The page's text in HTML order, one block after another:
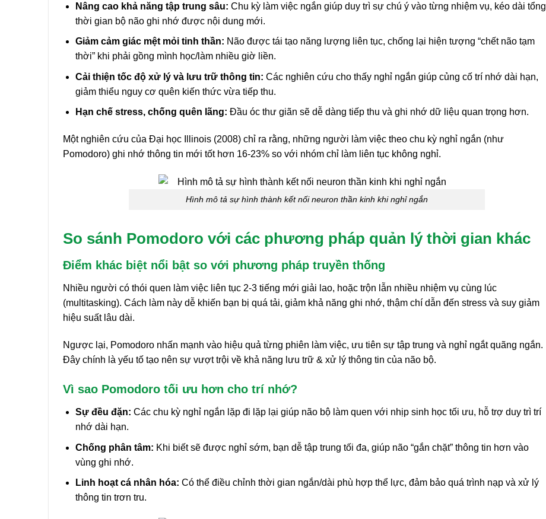
Nâng cao khả năng tập trung sâu: Chu kỳ làm việc ngắn giúp duy trì sự chú ý vào từng nhiệm vụ, kéo dài tổng
thời gian bộ não ghi nhớ được nội dung mới.
Giảm cảm giác mệt mỏi tinh thần: Não được tái tạo năng lượng liên tục, chống lại hiện tượng “chết não tạm
thời” khi phải gồng mình học/làm nhiều giờ liền.
Cải thiện tốc độ xử lý và lưu trữ thông tin: Các nghiên cứu cho thấy nghỉ ngắn giúp củng cố trí nhớ dài hạn,
giảm thiểu nguy cơ quên kiến thức vừa tiếp thu.
Hạn chế stress, chống quên lãng: Đầu óc thư giãn sẽ dễ dàng tiếp thu và ghi nhớ dữ liệu quan trọng hơn.
Một nghiên cứu của Đại học Illinois (2008) chỉ ra rằng, những người làm việc theo chu kỳ nghỉ ngắn (như
Pomodoro) ghi nhớ thông tin mới tốt hơn 16-23% so với nhóm chỉ làm liên tục không nghỉ.
Hình mô tả sự hình thành kết nối neuron thần kinh khi nghỉ ngắn
So sánh Pomodoro với các phương pháp quản lý thời gian khác
Điểm khác biệt nổi bật so với phương pháp truyền thống
Nhiều người có thói quen làm việc liên tục 2-3 tiếng mới giải lao, hoặc trộn lẫn nhiều nhiệm vụ cùng lúc
(multitasking). Cách làm này dễ khiến bạn bị quá tải, giảm khả năng ghi nhớ, thậm chí dẫn đến stress và suy giảm
hiệu suất lâu dài.
Ngược lại, Pomodoro nhấn mạnh vào hiệu quả từng phiên làm việc, ưu tiên sự tập trung và nghỉ ngắt quãng ngắn.
Đây chính là yếu tố tạo nên sự vượt trội về khả năng lưu trữ & xử lý thông tin của não bộ.
Vì sao Pomodoro tối ưu hơn cho trí nhớ?
Sự đều đặn: Các chu kỳ nghỉ ngắn lặp đi lặp lại giúp não bộ làm quen với nhịp sinh học tối ưu, hỗ trợ duy trì trí
nhớ dài hạn.
Chống phân tâm: Khi biết sẽ được nghỉ sớm, bạn dễ tập trung tối đa, giúp não “gắn chặt” thông tin hơn vào
vùng ghi nhớ.
Linh hoạt cá nhân hóa: Có thể điều chỉnh thời gian ngắn/dài phù hợp thể lực, đảm bảo quá trình nạp và xử lý
thông tin trơn tru.